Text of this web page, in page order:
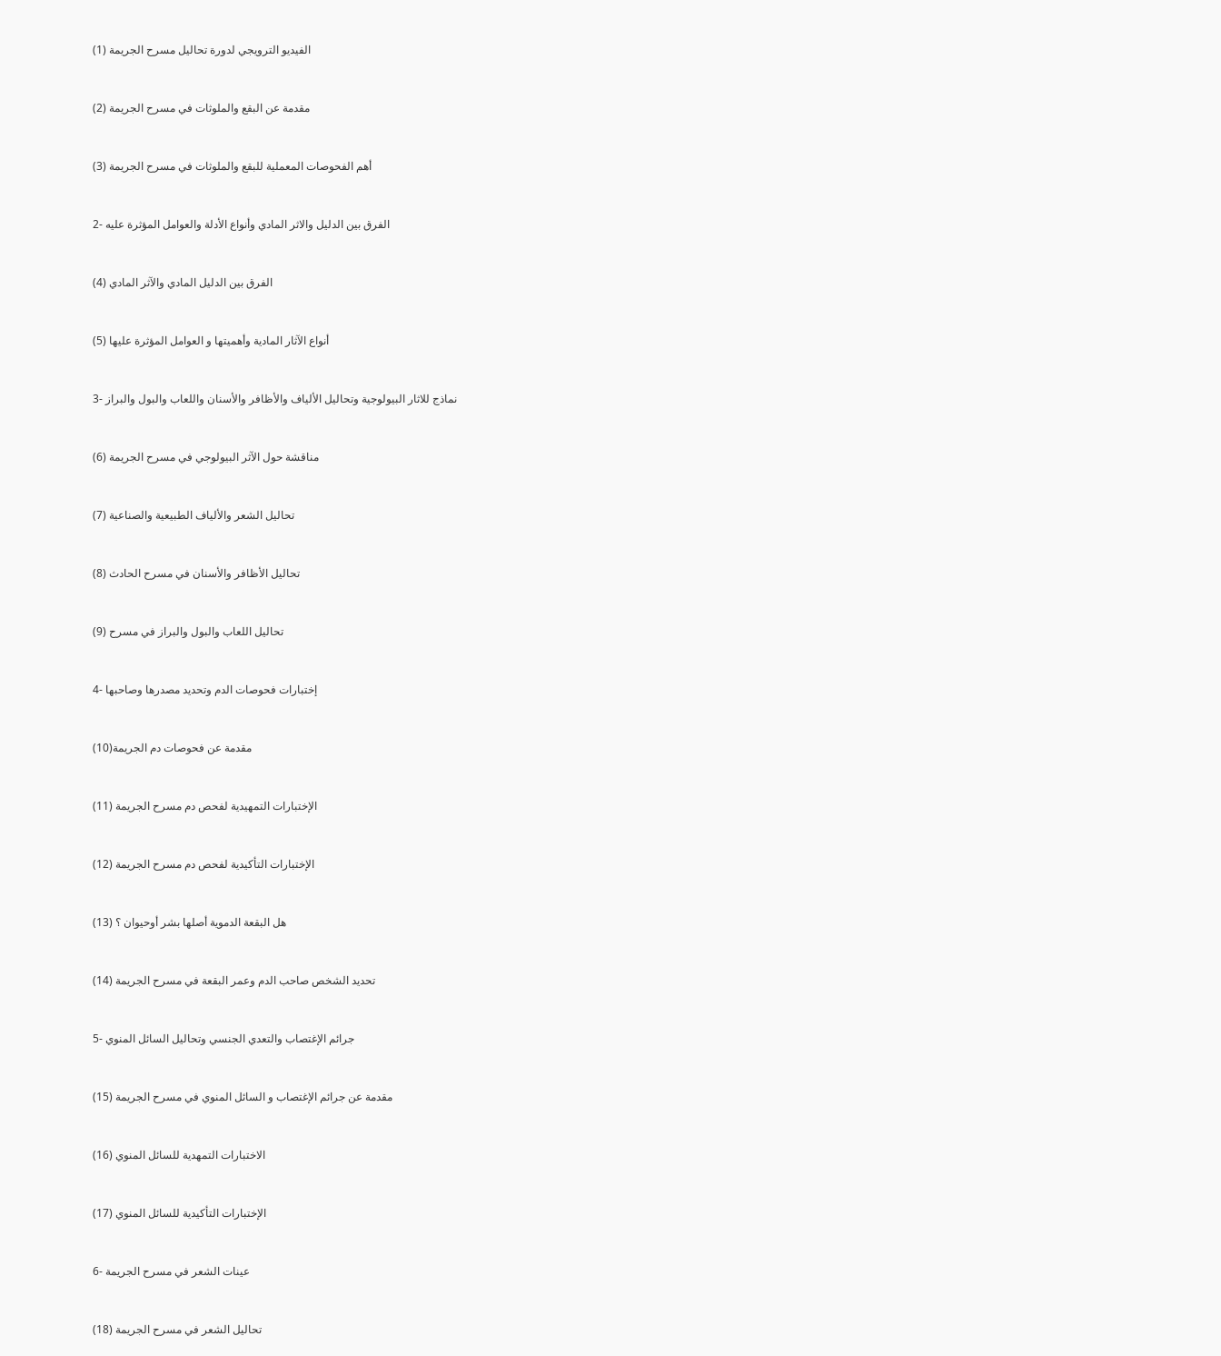
(1) الفيديو الترويجي لدورة تحاليل مسرح الجريمة
(2) مقدمة عن البقع والملوثات في مسرح الجريمة
(3) أهم الفحوصات المعملية للبقع والملوثات في مسرح الجريمة
2- الفرق بين الدليل والاثر المادي وأنواع الأدلة والعوامل المؤثرة عليه
(4) الفرق بين الدليل المادي والآثر المادي
(5) أنواع الآثار المادية وأهميتها و العوامل المؤثرة عليها
3- نماذج للاثار البيولوجية وتحاليل الألياف والأظافر والأسنان واللعاب والبول والبراز
(6) مناقشة حول الآثر البيولوجي في مسرح الجريمة
(7) تحاليل الشعر والألياف الطبيعية والصناعية
(8) تحاليل الأظافر والأسنان في مسرح الحادث
(9) تحاليل اللعاب والبول والبراز في مسرح
4- إختبارات فحوصات الدم وتحديد مصدرها وصاحبها
(10)مقدمة عن فحوصات دم الجريمة
(11) الإختبارات التمهيدية لفحص دم مسرح الجريمة
(12) الإختبارات التأكيدية لفحص دم مسرح الجريمة
(13) هل البقعة الدموية أصلها بشر أوحيوان ؟
(14) تحديد الشخص صاحب الدم وعمر البقعة في مسرح الجريمة
5- جرائم الإغتصاب والتعدي الجنسي وتحاليل السائل المنوي
(15) مقدمة عن جرائم الإغتصاب و السائل المنوي في مسرح الجريمة
(16) الاختبارات التمهدية للسائل المنوي
(17) الإختبارات التأكيدية للسائل المنوي
6- عينات الشعر في مسرح الجريمة
(18) تحاليل الشعر في مسرح الجريمة